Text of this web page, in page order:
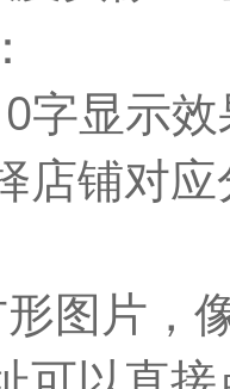
字显示
店铺对
图片，